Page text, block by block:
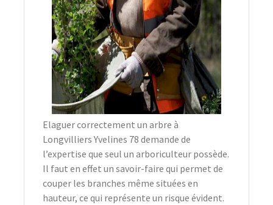
Elaguer correctement un arbre à
Longvilliers Yvelines 78 demande de
l’expertise que seul un arboriculteur possède.
Il faut en effet un savoir-faire qui permet de
couper les branches même situées en
hauteur, ce qui représente un risque évident.